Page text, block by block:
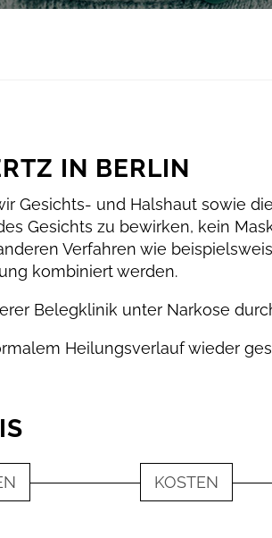
IN BERLIN
Gesichts- und Halshaut sowie
Gesichts zu bewirken, kein
Verfahren wie
kombiniert werden.
Belegklinik unter Narkose
Heilungsverlauf wieder
KOSTEN